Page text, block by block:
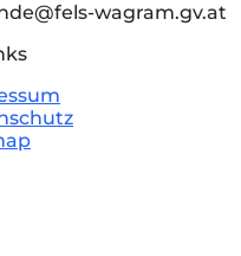
wagram.gv.at